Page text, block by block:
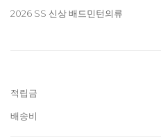
2026 SS 신상 배드민턴의류
적립금
배송비